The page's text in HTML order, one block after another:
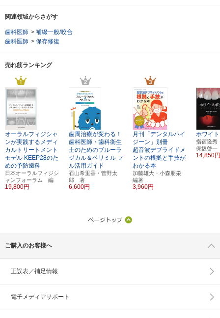
関連領域からさがす
歯科医師 > 補綴一般/咬合
歯科医師 > 保存修復
売れ筋ランキング
オーラルフィジシャ
ンが実践するメディ
カルトリートメント
モデル KEEP28のた
めの予防歯科
日本オーラルフィジシ
ャンフォーラム 編
19,800円
歯周治療が変わる！
歯科医師・歯科衛生
士のためのブルーラ
ジカル＆ペリミル フ
ル活用ガイド
石山希里香・菅野太
郎 著
6,600円
月刊「デンタルハイ
ジーン」別冊
超音波デブライドメ
ントの根拠と手技が
わかる本
加藤雄大・小森朋栄
編著
3,960円
ホワイ
指宿隆秀
保坂啓
14,850
ご購入のお客様へ
正誤表／補足情報
電子メディアサポート